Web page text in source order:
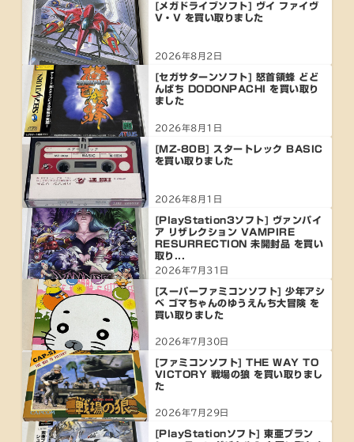
[メガドライブソフト] ヴイ ファイヴ
V・V を買い取りました
2026年8月2日
[セガサターンソフト] 怒首領蜂 どど
んぱち DODONPACHI を買い取り
ました
2026年8月1日
[MZ-80B] スタートレック BASIC
を買い取りました
2026年8月1日
[PlayStation3ソフト] ヴァンパイ
ア リザレクション VAMPIRE
RESURRECTION 未開封品 を買い
取り...
2026年7月31日
[スーパーファミコンソフト] 少年アシ
ベ ゴマちゃんのゆうえんち大冒険 を
買い取りました
2026年7月30日
[ファミコンソフト] THE WAY TO
VICTORY 戦場の狼 を買い取りまし
た
2026年7月29日
[PlayStationソフト] 東亜プラン